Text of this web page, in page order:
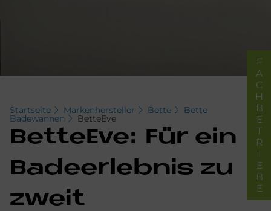
Startseite Markenhersteller Bette Bette
Badewannen BetteEve
Bet­teE­ve: Für ein
Ba­de­er­leb­nis zu
zweit
FACHBETRIEBE